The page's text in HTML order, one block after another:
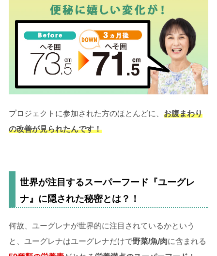
プロジェクトに参加された方のほとんどに、 お腹まわり
の改善が見られたんです！
世界が注目するスーパーフード『ユーグレ
ナ』に隠された秘密とは？！
何故、ユーグレナが世界的に注目されているかという
と、ユーグレナはユーグレナだけで野菜/魚/肉に含まれる